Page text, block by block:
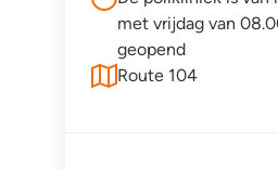
met vrijdag van
geopend
Route 104